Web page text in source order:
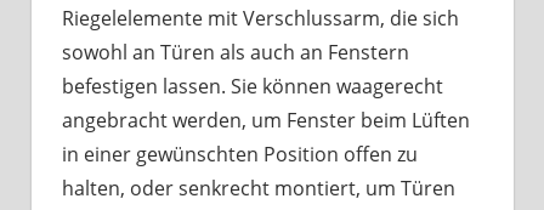
Riegelelemente mit Verschlussarm, die sich
sowohl an Türen als auch an Fenstern
befestigen lassen. Sie können waagerecht
angebracht werden, um Fenster beim Lüften
in einer gewünschten Position offen zu
halten, oder senkrecht montiert, um Türen